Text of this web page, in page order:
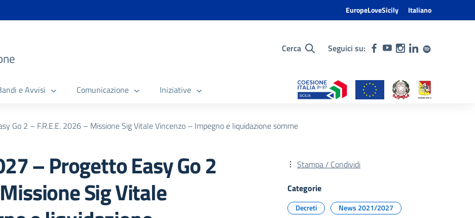
EuropeLoveSicily Italiano
Cerca Seguici su:
e Avvisi Comunicazione Iniziative
Go 2 – F.R.E.E. 2026 – Missione Sig Vitale Vincenzo – Impegno e liquidazione somme
– Progetto Easy Go 2
Sig Vitale
Stampa / Condividi
Categorie
Decreti
News 2021/2027